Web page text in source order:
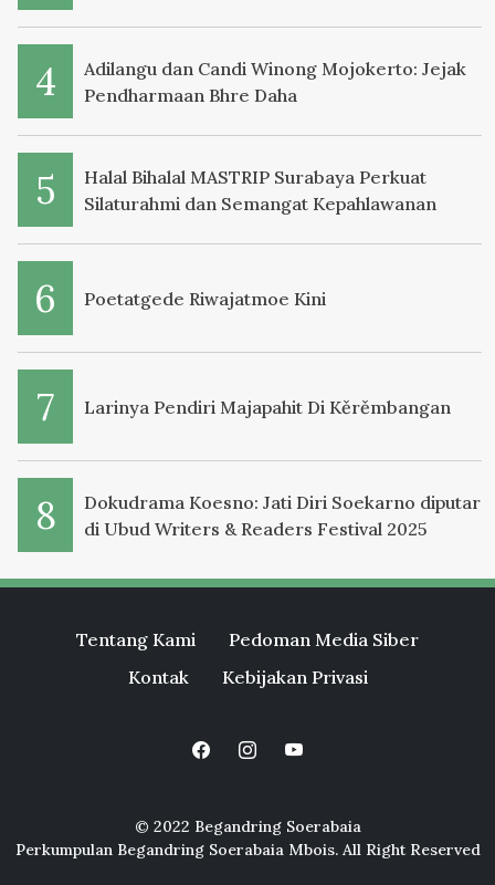
Adilangu dan Candi Winong Mojokerto: Jejak
Pendharmaan Bhre Daha
Halal Bihalal MASTRIP Surabaya Perkuat
Silaturahmi dan Semangat Kepahlawanan
Poetatgede Riwajatmoe Kini
Larinya Pendiri Majapahit Di Kěrěmbangan
Dokudrama Koesno: Jati Diri Soekarno diputar
di Ubud Writers & Readers Festival 2025
Tentang Kami
Pedoman Media Siber
Kontak
Kebijakan Privasi
© 2022 Begandring Soerabaia
Perkumpulan Begandring Soerabaia Mbois. All Right Reserved